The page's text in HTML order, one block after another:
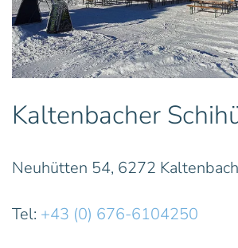
Kaltenbacher
Neuhütten 54, 6272 Kaltenbach
Tel: +43 (0) 676-6104250